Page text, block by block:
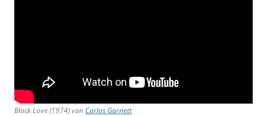
Black Love (1974) van Carlos Garnett